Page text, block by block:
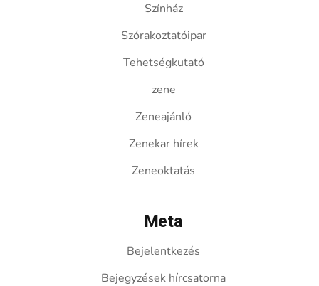
Színház
Szórakoztatóipar
Tehetségkutató
zene
Zeneajánló
Zenekar hírek
Zeneoktatás
Meta
Bejelentkezés
Bejegyzések hírcsatorna